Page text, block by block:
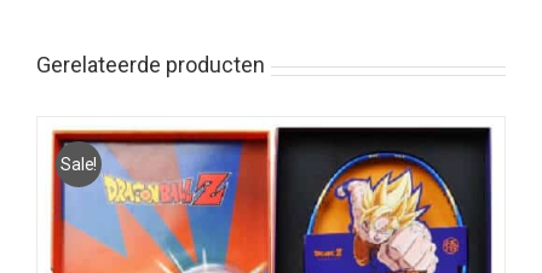
Gerelateerde producten
Sale!